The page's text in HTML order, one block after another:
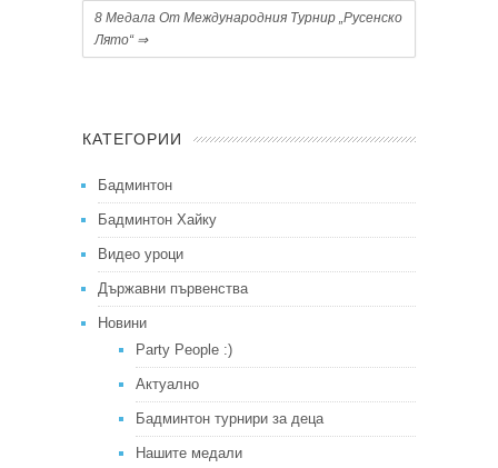
8 Медала От Международния Турнир „Русенско
Лято“ ⇒
КАТЕГОРИИ
Бадминтон
Бадминтон Хайку
Видео уроци
Държавни първенства
Новини
Party People :)
Актуално
Бадминтон турнири за деца
Нашите медали